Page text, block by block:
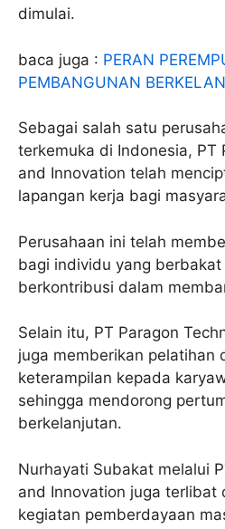
dimulai.
baca juga : PERAN
PEMBANGUNAN
Sebagai salah satu
terkemuka di Indonesia, PT
and Innovation telah
lapangan kerja bagi
Perusahaan ini telah
bagi individu yang
berkontribusi dalam
Selain itu, PT Paragon
juga memberikan pelatihan
keterampilan kepada
sehingga mendorong
berkelanjutan.
Nurhayati Subakat melalui
and Innovation juga terlibat
kegiatan pemberdayaan